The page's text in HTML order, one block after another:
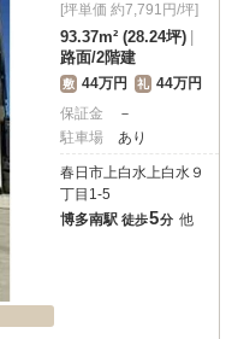
[坪単価 約7,791円/坪]
93.37m² (28.24坪)
路面/2階建
敷 44万円 礼 44万円
保証金
－
駐車場
あり
春日市上白水上白水９
丁目1-5
博多南駅 徒歩5分 他